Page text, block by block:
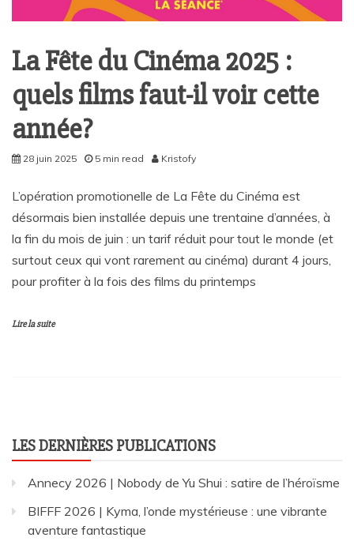
La Fête du Cinéma 2025 :
quels films faut-il voir cette
année?
28 juin 2025 5 min read Kristofy
L’opération promotionelle de La Fête du Cinéma est
désormais bien installée depuis une trentaine d’années, à
la fin du mois de juin : un tarif réduit pour tout le monde (et
surtout ceux qui vont rarement au cinéma) durant 4 jours,
pour profiter à la fois des films du printemps
Lire la suite
LES DERNIÈRES PUBLICATIONS
Annecy 2026 | Nobody de Yu Shui : satire de l’héroïsme
BIFFF 2026 | Kyma, l’onde mystérieuse : une vibrante
aventure fantastique